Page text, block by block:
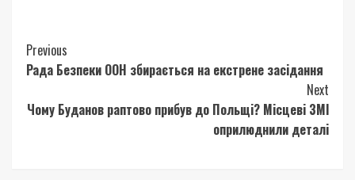
Continue
Reading
Previous
Рада Безпеки ООН збирається на екстрене засідання
Next
Чому Буданов раптово прибув до Польщі? Місцеві ЗМІ
оприлюднили деталі